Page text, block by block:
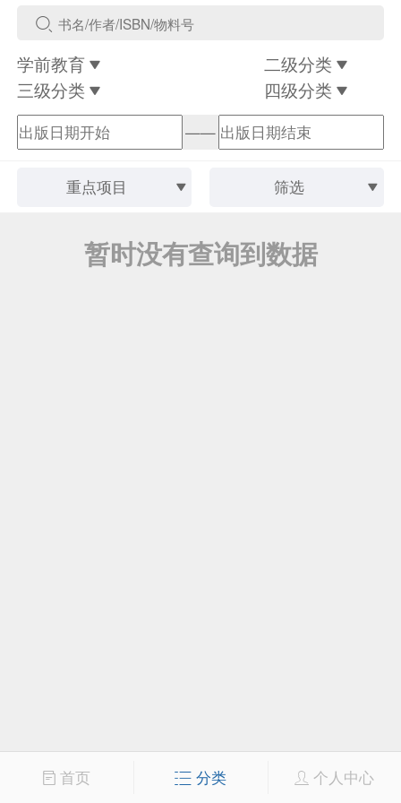
学前教育
二级分类
三级分类
四级分类
——
重点项目 筛选
暂时没有查询到数据
首页 分类 个人中心